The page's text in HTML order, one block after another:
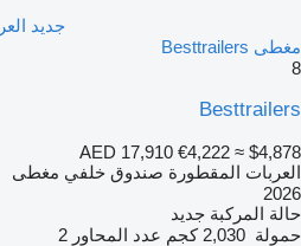
جديد
مغطى Besttrailers
8
Besttrailers
AED 17,910 €4,222 ≈ $4,878
العربات المقطورة صندوق خلفي مغطى
2026
حالة المركبة جديد
حمولة 2,030 كجم عدد المحاور 2